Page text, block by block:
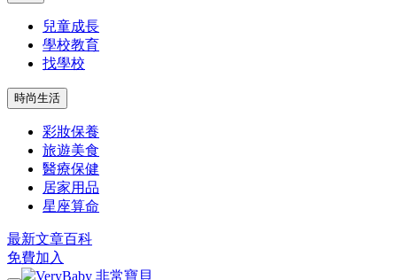
兒童成長
學校教育
找學校
時尚生活
彩妝保養
旅遊美食
醫療保健
居家用品
星座算命
最新文章百科
免費加入